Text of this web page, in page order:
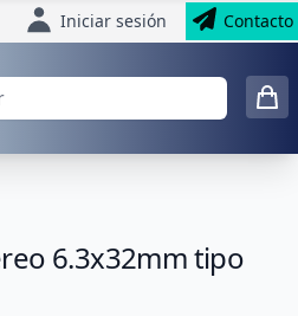
Iniciar sesión Contacto
6.3x32mm tipo